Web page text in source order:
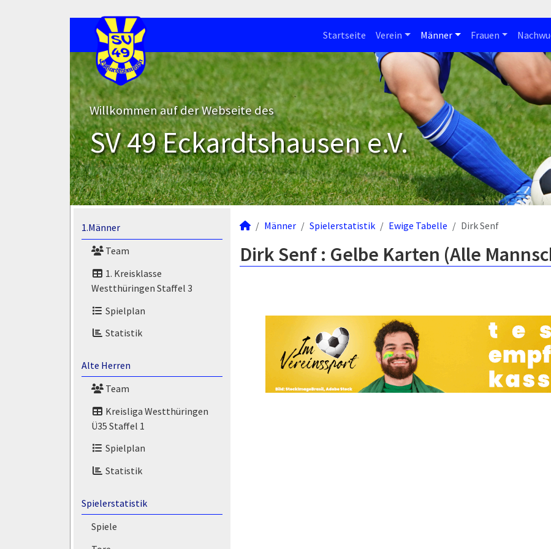
Startseite Verein Männer Frauen
Willkommen auf der Webseite des
SV 49 Eckardtshausen e.V.
1.Männer
Team
1. Kreisklasse
Westthüringen Staffel 3
Spielplan
Statistik
Alte Herren
Team
Kreisliga Westthüringen
Ü35 Staffel 1
Spielplan
Statistik
Spielerstatistik
Spiele
Männer Spielerstatistik Ewige Tabelle Dirk Senf
Dirk Senf : Gelbe Karten (Alle